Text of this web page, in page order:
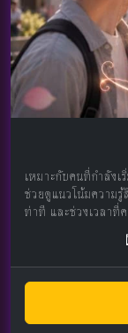
เหมาะกับคนที่กำลัง
ช่วยดูแนวโน้มความ
ท่าที และช่วงเวลาที่